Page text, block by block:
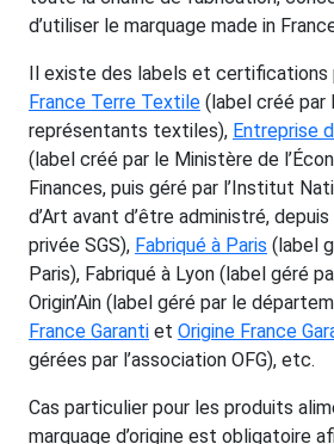
d’utiliser le marquage made in
Il existe des labels et certifications
France Terre Textile (label créé par
représentants textiles), Entreprise
(label créé par le Ministère de
Finances, puis géré par l’Institut
d’Art avant d’être administré,
privée SGS), Fabriqué à Paris (label
Paris), Fabriqué à Lyon (label géré
Origin’Ain (label géré par le
France Garanti et Origine France
gérées par l’association OFG), etc.
Cas particulier pour les produits
marquage d’origine est obligatoire